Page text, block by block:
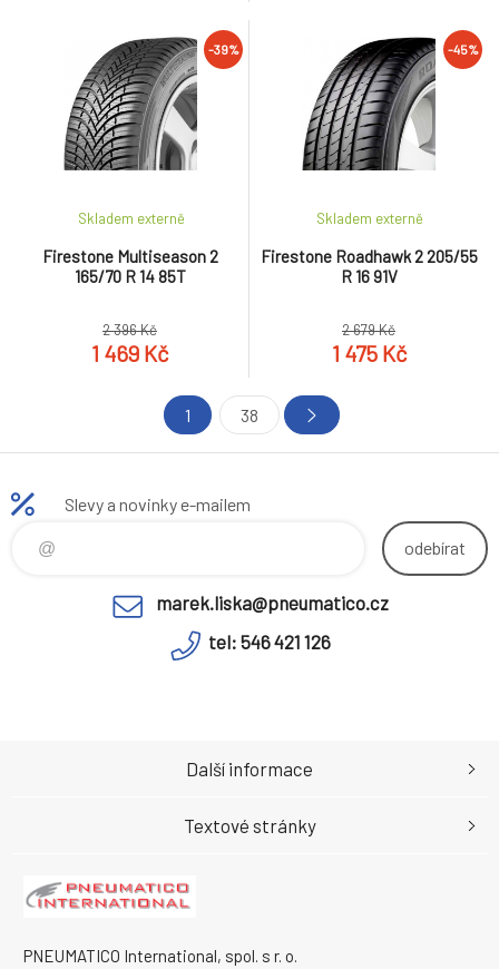
-39%
Firestone Multiseason 2
165/70 R 14 85T
Skladem externě
2 396 Kč
1 469 Kč
-45%
Firestone Roadhawk 2 205/55
R 16 91V
Skladem externě
2 679 Kč
1 475 Kč
1 38
Slevy a novinky e-mailem
odebírat
marek.liska@pneumatico.cz
tel: 546 421 126
PNEUMATICO International, spol. s r. o.
Další informace
Textové stránky